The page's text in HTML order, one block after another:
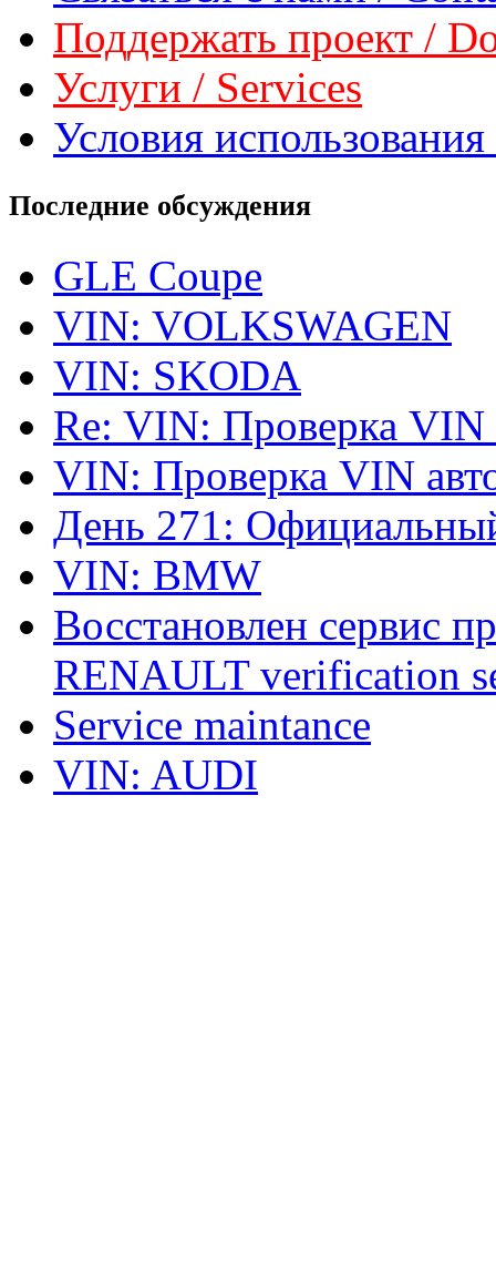
Поддержать проект /
Услуги / Services
Условия
Последние обсуждения
GLE Coupe
VIN: VOLKSWAGEN
VIN: SKODA
Re: VIN: Проверка VIN
VIN: Проверка VIN
День 271:
VIN: BMW
Восстановлен сервис
RENAULT verification
Service maintance
VIN: AUDI